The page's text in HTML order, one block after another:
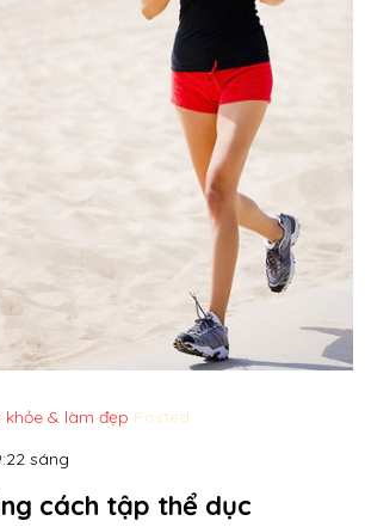
khỏe & làm đẹp Posted
sáng
cách tập thể dục